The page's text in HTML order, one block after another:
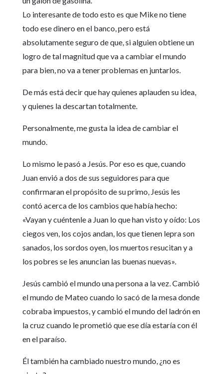
Lo interesante de todo esto es que Mike no tiene
todo ese dinero en el banco, pero está
absolutamente seguro de que, si alguien obtiene un
logro de tal magnitud que va a cambiar el mundo
para bien, no va a tener problemas en juntarlos.
De más está decir que hay quienes aplauden su idea,
y quienes la descartan totalmente.
Personalmente, me gusta la idea de cambiar el
mundo.
Lo mismo le pasó a Jesús. Por eso es que, cuando
Juan envió a dos de sus seguidores para que
confirmaran el propósito de su primo, Jesús les
contó acerca de los cambios que había hecho:
«Vayan y cuéntenle a Juan lo que han visto y oído: Los
ciegos ven, los cojos andan, los que tienen lepra son
sanados, los sordos oyen, los muertos resucitan y a
los pobres se les anuncian las buenas nuevas».
Jesús cambió el mundo una persona a la vez. Cambió
el mundo de Mateo cuando lo sacó de la mesa donde
cobraba impuestos, y cambió el mundo del ladrón en
la cruz cuando le prometió que ese día estaría con él
en el paraíso.
Él también ha cambiado nuestro mundo, ¿no es